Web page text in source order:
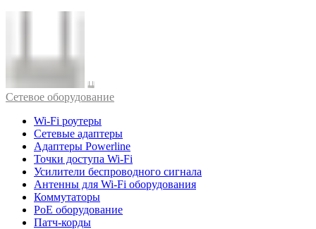
Cетевое оборудование
Wi-Fi роутеры
Сетевые адаптеры
Адаптеры Powerline
Точки доступа Wi-Fi
Усилители беспроводного сигнала
Антенны для Wi-Fi оборудования
Коммутаторы
PoE оборудование
Патч-корды